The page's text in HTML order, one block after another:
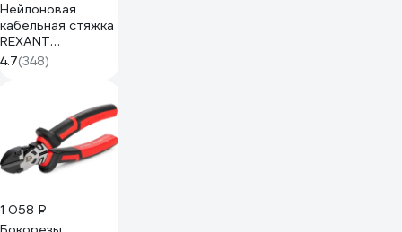
Нейлоновая
кабельная стяжка
REXANT
300x4,8мм,
черная 100 шт/уп
4.7(348)
1 058 ₽